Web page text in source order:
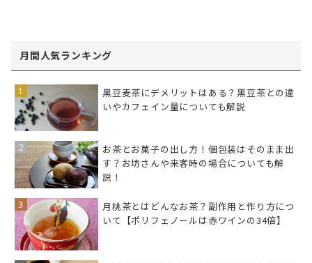
月間人気ランキング
黒豆麦茶にデメリットはある？黒豆茶との違
いやカフェイン量についても解説
お茶とお菓子の出し方！個包装はそのまま出
す？お坊さんや来客時の場合についても解
説！
月桃茶とはどんなお茶？副作用と作り方につ
いて【ポリフェノールは赤ワインの34倍】